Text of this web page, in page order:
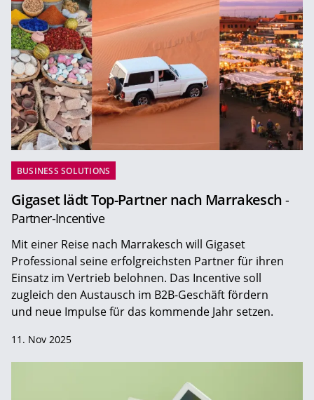
BUSINESS SOLUTIONS
Gigaset lädt Top-Partner nach Marrakesch -
Partner-Incentive
Mit einer Reise nach Marrakesch will Gigaset
Professional seine erfolgreichsten Partner für ihren
Einsatz im Vertrieb belohnen. Das Incentive soll
zugleich den Austausch im B2B-Geschäft fördern
und neue Impulse für das kommende Jahr setzen.
11. Nov 2025